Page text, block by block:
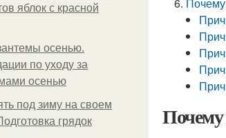
яблок с красной
осенью.
по уходу за
осенью
под зиму на своем
грядок
Почему